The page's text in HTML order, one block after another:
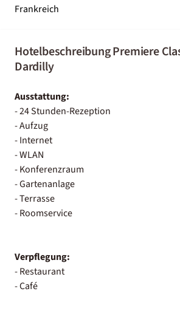
Frankreich
Hotelbeschreibung Premiere
Dardilly
Ausstattung:
- 24 Stunden-Rezeption
- Aufzug
- Internet
- WLAN
- Konferenzraum
- Gartenanlage
- Terrasse
- Roomservice
Verpflegung:
- Restaurant
- Café